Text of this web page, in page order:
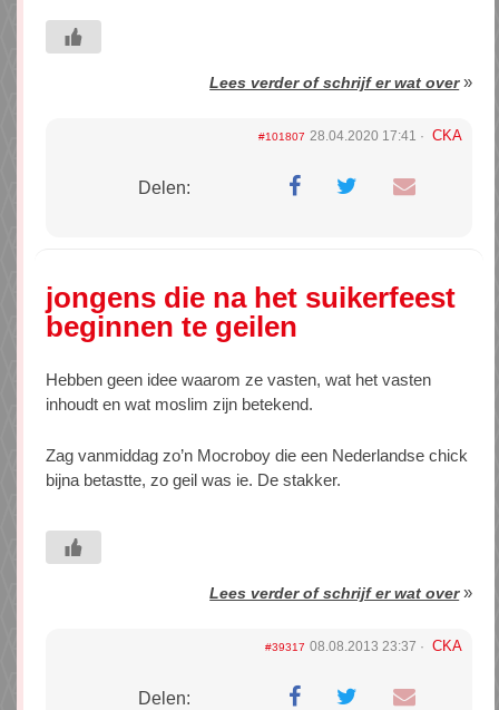
Lees verder of schrijf er wat over»
#101807 28.04.2020 17:41 CKA
Delen:
jongens die na het suikerfeest
beginnen te geilen
Hebben geen idee waarom ze vasten, wat het vasten
inhoudt en wat moslim zijn betekend.
Zag vanmiddag zo’n Mocroboy die een Nederlandse chick
bijna betastte, zo geil was ie. De stakker.
Lees verder of schrijf er wat over»
#39317 08.08.2013 23:37 CKA
Delen: